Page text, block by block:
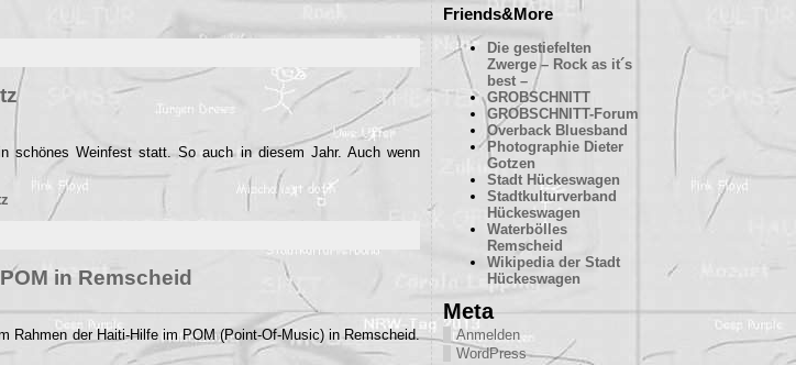
schönes Weinfest statt. So auch in diesem Jahr. Auch wenn
in Remscheid
Rahmen der Haiti-Hilfe im POM (Point-Of-Music) in Remscheid.
Friends&More
Die gestiefelten
Zwerge – Rock as it´s
best –
GROBSCHNITT
GROBSCHNITT-Forum
Overback Bluesband
Photographie Dieter
Gotzen
Stadt Hückeswagen
Stadtkulturverband
Hückeswagen
Waterbölles
Remscheid
Wikipedia der Stadt
Hückeswagen
Meta
Anmelden
WordPress